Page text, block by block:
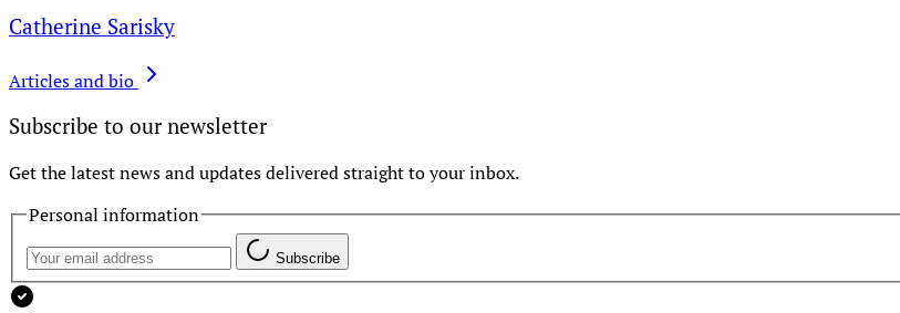
Catherine Sarisky
Articles and bio
Subscribe to our newsletter
Get the latest news and updates delivered straight to your inbox.
Personal information
Subscribe